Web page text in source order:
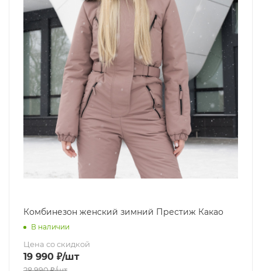
Комбинезон женский зимний Престиж Какао
В наличии
Цена со скидкой
19 990 ₽/шт